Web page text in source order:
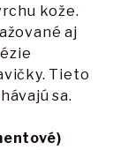
kože.
aj
Tieto
sa.